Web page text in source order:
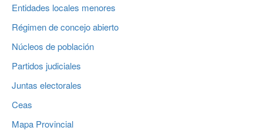
Entidades locales menores
Régimen de concejo abierto
Núcleos de población
Partidos judiciales
Juntas electorales
Ceas
Mapa Provincial